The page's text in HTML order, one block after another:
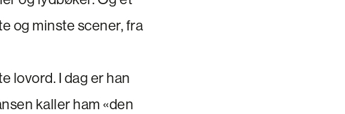
og minste scener, fra
lovord. I dag er han
kaller ham «den